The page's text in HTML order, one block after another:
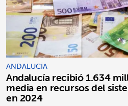
ANDALUCÍA
Andalucía recibió 1.634
media en recursos del
en 2024